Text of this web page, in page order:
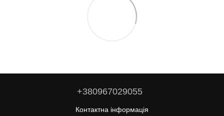
+380967029055
Контактна інформація